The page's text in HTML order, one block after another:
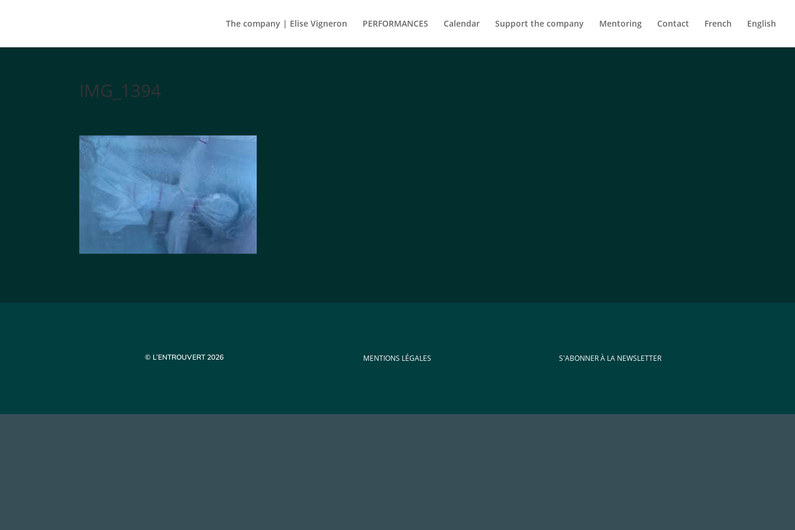
The company | Elise Vigneron PERFORMANCES Calendar Support the company Mentoring Contact French English
IMG_1394
© L’ENTROUVERT 2026 MENTIONS LÉGALES S'ABONNER À LA NEWSLETTER